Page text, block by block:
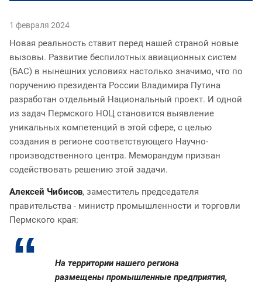
1 февраля 2024
Новая реальность ставит перед нашей страной новые
вызовы. Развитие беспилотных авиационных систем
(БАС) в нынешних условиях настолько значимо, что по
поручению президента России Владимира Путина
разработан отдельный Национальный проект. И одной
из задач Пермского НОЦ становится выявление
уникальных компетенций в этой сфере, с целью
создания в регионе соответствующего Научно-
производственного центра. Меморандум призван
содействовать решению этой задачи.
Алексей Чибисов, заместитель председателя
правительства - министр промышленности и торговли
Пермского края:
На территории нашего региона
размещены промышленные предприятия,